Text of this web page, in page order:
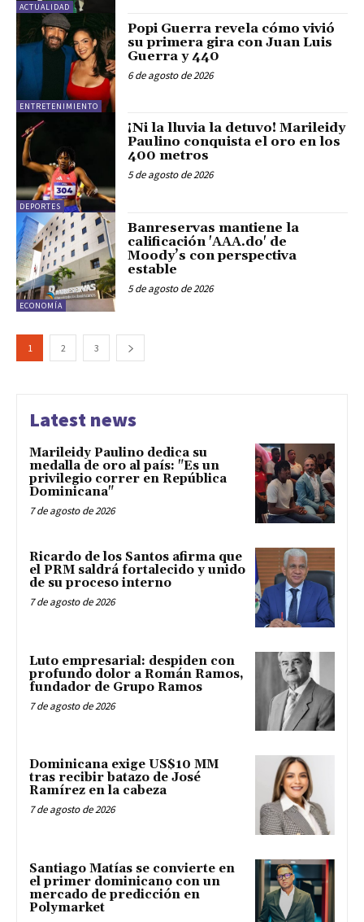
ACTUALIDAD
ENTRETENIMIENTO
Popi Guerra revela cómo vivió
su primera gira con Juan Luis
Guerra y 440
6 de agosto de 2026
DEPORTES
¡Ni la lluvia la detuvo! Marileidy
Paulino conquista el oro en los
400 metros
5 de agosto de 2026
ECONOMÍA
Banreservas mantiene la
calificación 'AAA.do' de
Moody’s con perspectiva
estable
5 de agosto de 2026
1 2 3
Latest news
Marileidy Paulino dedica su
medalla de oro al país: "Es un
privilegio correr en República
Dominicana"
7 de agosto de 2026
Ricardo de los Santos afirma que
el PRM saldrá fortalecido y unido
de su proceso interno
7 de agosto de 2026
Luto empresarial: despiden con
profundo dolor a Román Ramos,
fundador de Grupo Ramos
7 de agosto de 2026
Dominicana exige US$10 MM
tras recibir batazo de José
Ramírez en la cabeza
7 de agosto de 2026
Santiago Matías se convierte en
el primer dominicano con un
mercado de predicción en
Polymarket